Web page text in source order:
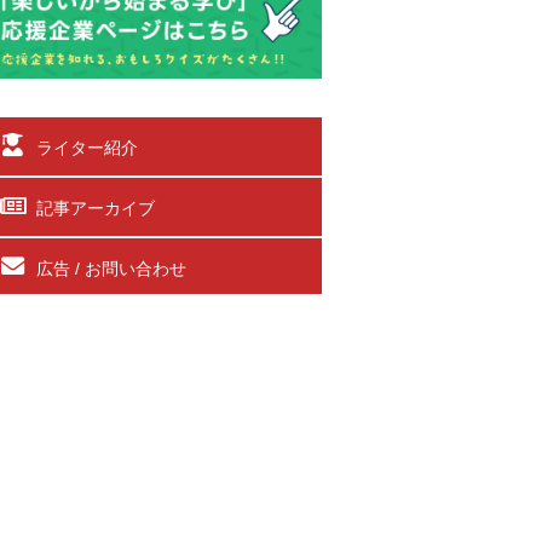
ライター紹介
記事アーカイブ
広告 / お問い合わせ